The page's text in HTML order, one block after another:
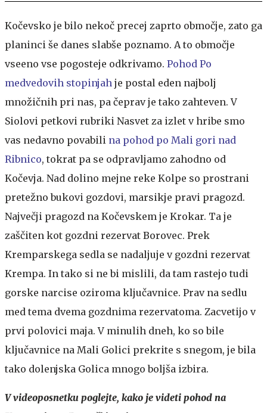
Kočevsko je bilo nekoč precej zaprto območje, zato ga
planinci še danes slabše poznamo. A to območje
vseeno vse pogosteje odkrivamo. Pohod Po
medvedovih stopinjah je postal eden najbolj
množičnih pri nas, pa čeprav je tako zahteven. V
Siolovi petkovi rubriki Nasvet za izlet v hribe smo
vas nedavno povabili na pohod po Mali gori nad
Ribnico, tokrat pa se odpravljamo zahodno od
Kočevja. Nad dolino mejne reke Kolpe so prostrani
pretežno bukovi gozdovi, marsikje pravi pragozd.
Največji pragozd na Kočevskem je Krokar. Ta je
zaščiten kot gozdni rezervat Borovec. Prek
Kremparskega sedla se nadaljuje v gozdni rezervat
Krempa. In tako si ne bi mislili, da tam rastejo tudi
gorske narcise oziroma ključavnice. Prav na sedlu
med tema dvema gozdnima rezervatoma. Zacvetijo v
prvi polovici maja. V minulih dneh, ko so bile
ključavnice na Mali Golici prekrite s snegom, je bila
tako dolenjska Golica mnogo boljša izbira.
V videoposnetku poglejte, kako je videti pohod na